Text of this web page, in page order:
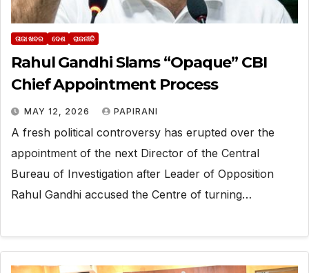
ତାଜା ଖବର ଦେଶ ରାଜନୀତି
Rahul Gandhi Slams “Opaque” CBI
Chief Appointment Process
MAY 12, 2026 PAPIRANI
A fresh political controversy has erupted over the
appointment of the next Director of the Central
Bureau of Investigation after Leader of Opposition
Rahul Gandhi accused the Centre of turning…